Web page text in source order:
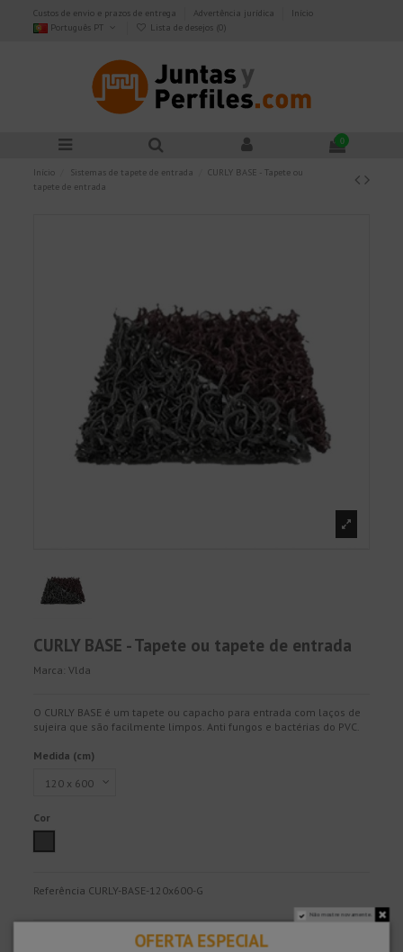
Custos de envio e prazos de entrega Advertência jurídica
Início
Português PT
Lista de desejos (0)
0
Início Sistemas de tapete de entrada
CURLY BASE - Tapete ou
tapete de entrada
CURLY BASE - Tapete ou tapete de entrada
Marca: Vlda
O CURLY BASE é um tapete ou capacho para entrada com laços de
sujeira que são facilmente limpos. Anti fungos e bactérias do PVC.
Medida (cm)
Cor
Referência CURLY-BASE-120x600-G
Não mostre novamente.
OFERTA ESPECIAL